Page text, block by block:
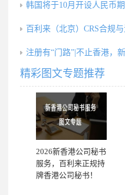
韩国将于10月开设人民币
百利来（北京）CRS合规
注册有“门路”|不止香港，
精彩图文专题推荐
2026新香港公司秘书
服务，百利来正规持
牌香港公司秘书！